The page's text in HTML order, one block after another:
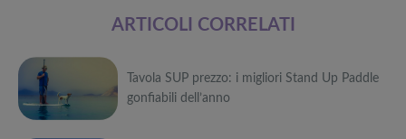
ARTICOLI CORRELATI
Tavola SUP prezzo: i migliori Stand Up Paddle
gonfiabili dell’anno